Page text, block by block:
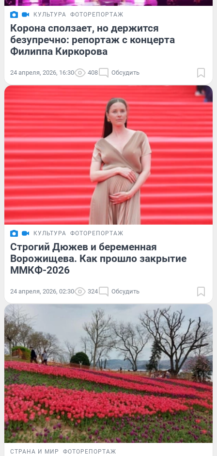
КУЛЬТУРА ФОТОРЕПОРТАЖ
Корона сползает, но держится
безупречно: репортаж с концерта
Филиппа Киркорова
24 апреля, 2026, 16:30 408 Обсудить
КУЛЬТУРА ФОТОРЕПОРТАЖ
Строгий Дюжев и беременная
Ворожищева. Как прошло закрытие
ММКФ-2026
24 апреля, 2026, 02:30 324 Обсудить
СТРАНА И МИР ФОТОРЕПОРТАЖ